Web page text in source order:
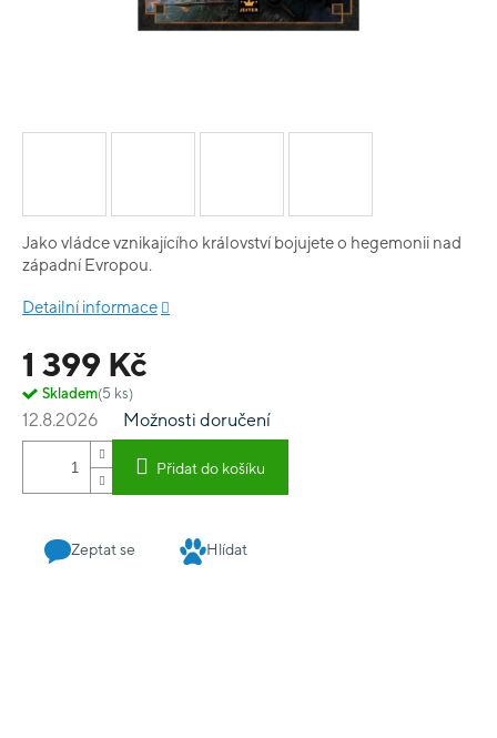
1 399 Kč
Skladem(5 ks)
12.8.2026 Možnosti doručení
Přidat do košíku
Jako vládce vznikajícího království bojujete o hegemonii nad
západní Evropou.
Detailní informace
Zeptat se Hlídat